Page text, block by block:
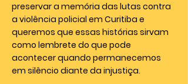
preservar a memória das lutas contra
a violência policial em Curitiba e
queremos que essas histórias sirvam
como lembrete do que pode
acontecer quando permanecemos
em silêncio diante da injustiça.